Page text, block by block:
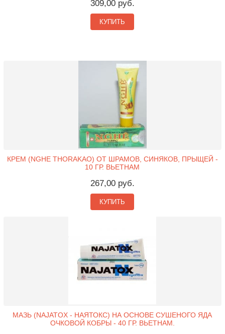
309,00 руб.
КУПИТЬ
КРЕМ (NGHE THORAKAO) ОТ ШРАМОВ, СИНЯКОВ, ПРЫЩЕЙ -
10 ГР. ВЬЕТНАМ
267,00 руб.
КУПИТЬ
МАЗЬ (NAJATOX - НАЯТОКС) НА ОСНОВЕ СУШЕНОГО ЯДА
ОЧКОВОЙ КОБРЫ - 40 ГР. ВЬЕТНАМ.